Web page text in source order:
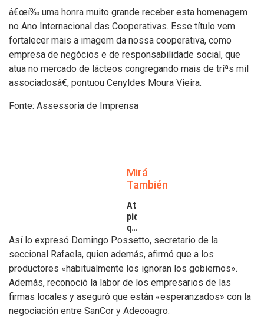
â€œí‰ uma honra muito grande receber esta homenagem
no Ano Internacional das Cooperativas. Esse tí­tulo vem
fortalecer mais a imagem da nossa cooperativa, como
empresa de negócios e de responsabilidade social, que
atua no mercado de lácteos congregando mais de tríªs mil
associadosâ€, pontuou Cenyldes Moura Vieira.
Fonte: Assessoria de Imprensa
Mirá
También
Atilra
pide
que
se
atiendan
los
inconvenientes
de
los
tamberos
Así lo expresó Domingo Possetto, secretario de la
seccional Rafaela, quien además, afirmó que a los
productores «habitualmente los ignoran los gobiernos».
Además, reconoció la labor de los empresarios de las
firmas locales y aseguró que están «esperanzados» con la
negociación entre SanCor y Adecoagro.